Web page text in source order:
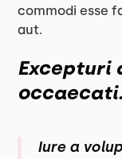
commodi esse
aut.
Excepturi
occaecati.
Iure a